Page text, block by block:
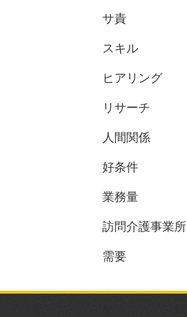
サ責
スキル
ヒアリング
リサーチ
人間関係
好条件
業務量
訪問介護事業所
需要